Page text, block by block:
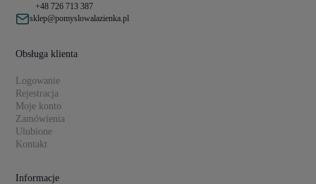
+48 726 713 387
sklep@pomyslowalazienka.pl
Obsługa klienta
Logowanie
Rejestracja
Moje konto
Zamówienia
Ulubione
Kontakt
Informacje